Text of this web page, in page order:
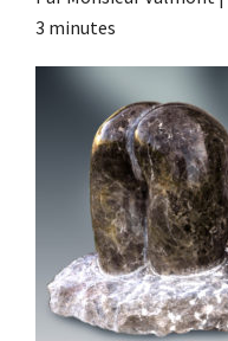
3 minutes